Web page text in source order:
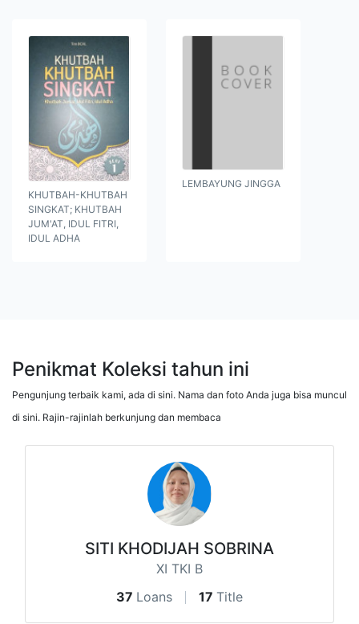
KHUTBAH-KHUTBAH
SINGKAT; KHUTBAH
JUM'AT, IDUL FITRI,
IDUL ADHA
LEMBAYUNG JINGGA
Penikmat Koleksi tahun ini
Pengunjung terbaik kami, ada di sini. Nama dan foto Anda juga bisa muncul
di sini. Rajin-rajinlah berkunjung dan membaca
SITI KHODIJAH SOBRINA
XI TKI B
37 Loans 17 Title